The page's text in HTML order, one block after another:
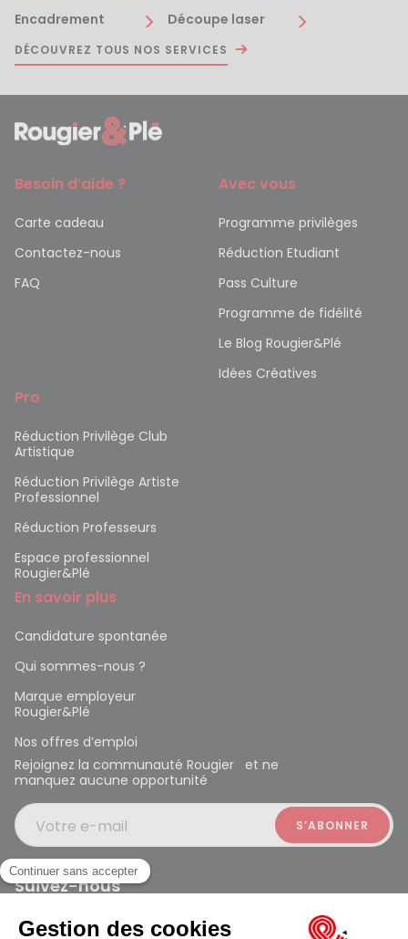
Encadrement Découpe laser
DÉCOUVREZ TOUS NOS SERVICES
Besoin d’aide ?
Carte cadeau
Contactez-nous
FAQ
Avec vous
Programme privilèges
Réduction Etudiant
Pass Culture
Programme de fidélité
Le Blog Rougier&Plé
Idées Créatives
Pro
Réduction Privilège Club
Artistique
Réduction Privilège Artiste
Professionnel
Réduction Professeurs
Espace professionnel
Rougier&Plé
En savoir plus
Candidature spontanée
Qui sommes-nous ?
Marque employeur
Rougier&Plé
Nos offres d’emploi
Rejoignez la communauté Rougier et ne
manquez aucune opportunité
Votre e-mail
Suivez-nous